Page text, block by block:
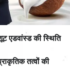
एडवांस्ड की स्थिति
तत्वों की